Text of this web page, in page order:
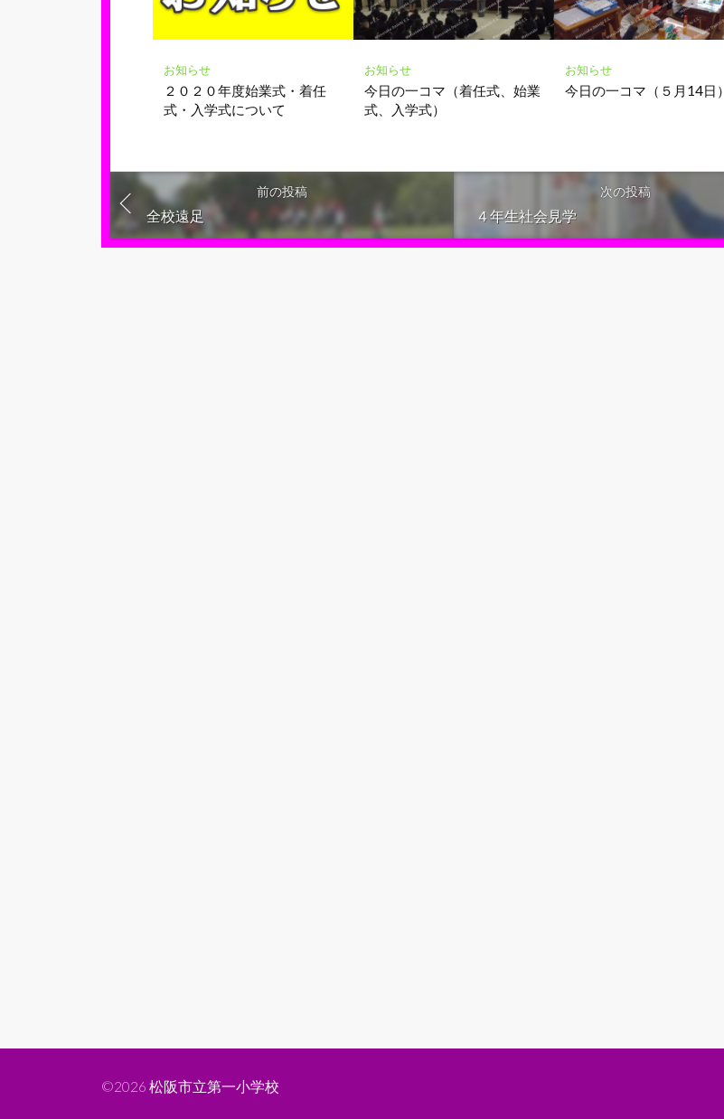
お知らせ
２０２０年度始業式・着任
式・入学式について
お知らせ
今日の一コマ（着任式、始業
式、入学式）
お知らせ
今日の一コマ（５月14日）
前の投稿
全校遠足
次の投稿
４年生社会見学
©2026 松阪市立第一小学校